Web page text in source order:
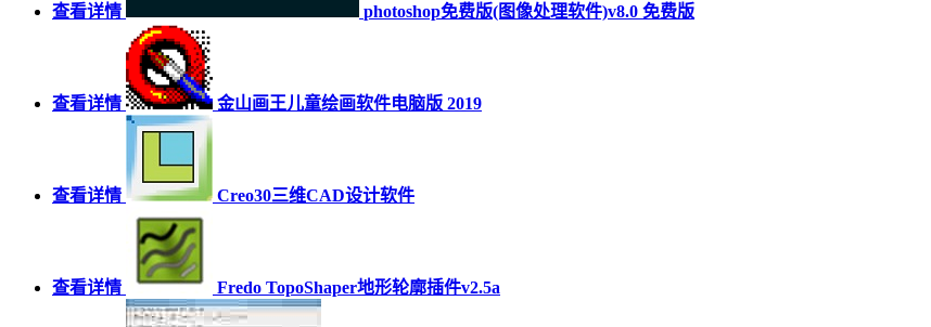
查看详情 photoshop免费版(图像处理软件)v8.0 免费版
查看详情 金山画王儿童绘画软件电脑版 2019
查看详情 Creo30三维CAD设计软件
查看详情 Fredo TopoShaper地形轮廓插件v2.5a